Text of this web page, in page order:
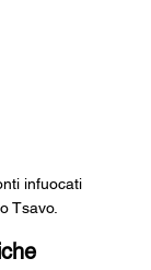
infuocati
Tsavo.